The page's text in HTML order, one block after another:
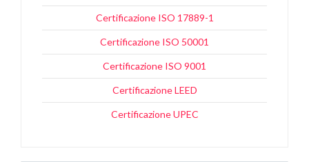
Certificazione ISO 17889-1
Certificazione ISO 50001
Certificazione ISO 9001
Certificazione LEED
Certificazione UPEC